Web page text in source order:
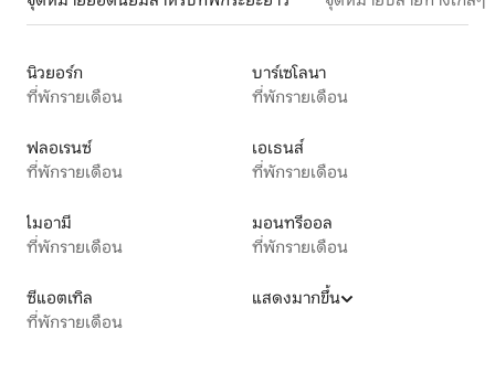
นิวยอร์ก
ที่พักรายเดือน
บาร์เซโลนา
ที่พักรายเดือน
ฟลอเรนซ์
ที่พักรายเดือน
เอเธนส์
ที่พักรายเดือน
ไมอามี
ที่พักรายเดือน
มอนทรีออล
ที่พักรายเดือน
ซีแอตเทิล
ที่พักรายเดือน
แสดงมากขึ้น